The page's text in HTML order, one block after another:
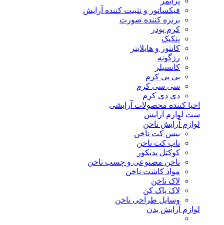
فیکساتور و تثبیت کننده آرایش
برنزه کننده صورت
کرم پودر
پنکیک
کانتور و هایلایتر
رژگونه
کانسیلر
بی بی کرم
سی سی کرم
دی دی کرم
احیا کننده محصولات آرایشی
ست لوازم آرایش
لوازم آرایش ناخن
بیس کت ناخن
تاپ کت ناخن
کوکتل پدیکور
ناخن مصنوعی و چسب ناخن
مواد کاشت ناخن
لاک ناخن
لاک پاک کن
وسایل طراحی ناخن
لوازم آرایش بدن